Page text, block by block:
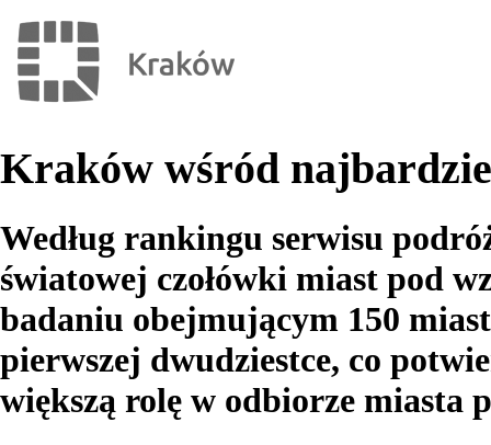
Kraków wśród
Według rankingu serwisu
światowej czołówki miast pod
badaniu obejmującym 150
pierwszej dwudziestce, co
większą rolę w odbiorze miasta